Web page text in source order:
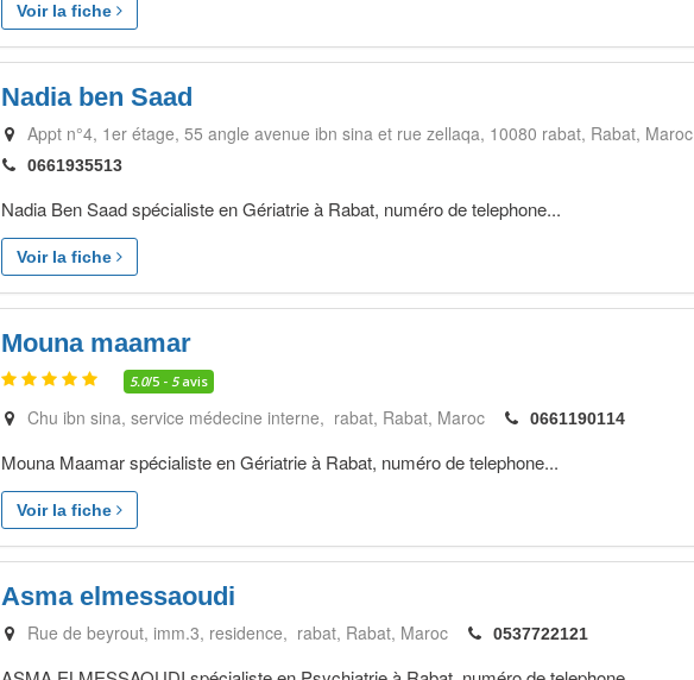
Voir la fiche
Nadia ben Saad
Appt n°4, 1er étage, 55 angle avenue ibn sina et rue zellaqa, 10080 rabat Rabat Maroc
0661935513
Nadia Ben Saad spécialiste en Gériatrie à Rabat, numéro de telephone...
Voir la fiche
Mouna maamar
5.0/5 - 5avis
Chu ibn sina, service médecine interne, rabat Rabat Maroc 0661190114
Mouna Maamar spécialiste en Gériatrie à Rabat, numéro de telephone...
Voir la fiche
Asma elmessaoudi
Rue de beyrout, imm.3, residence, rabat Rabat Maroc 0537722121